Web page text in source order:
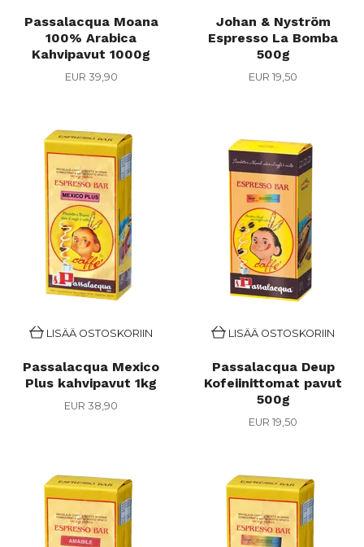
Passalacqua Moana
100% Arabica
Kahvipavut 1000g
EUR 39,90
Johan & Nyström
Espresso La Bomba
500g
EUR 19,50
LISÄÄ OSTOSKORIIN
Passalacqua Mexico
Plus kahvipavut 1kg
EUR 38,90
LISÄÄ OSTOSKORIIN
Passalacqua Deup
Kofeiinittomat pavut
500g
EUR 19,50